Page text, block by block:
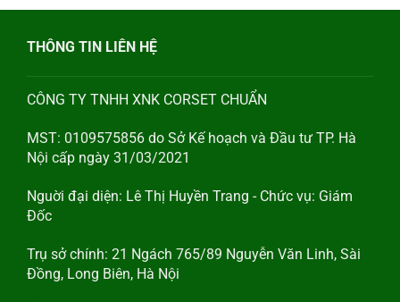
THÔNG TIN LIÊN HỆ
CÔNG TY TNHH XNK CORSET CHUẨN
MST: 0109575856 do Sở Kế hoạch và Đầu tư TP. Hà
Nội cấp ngày 31/03/2021
Nguời đại diện: Lê Thị Huyền Trang - Chức vụ: Giám
Đốc
Trụ sở chính: 21 Ngách 765/89 Nguyễn Văn Linh, Sài
Đồng, Long Biên, Hà Nội